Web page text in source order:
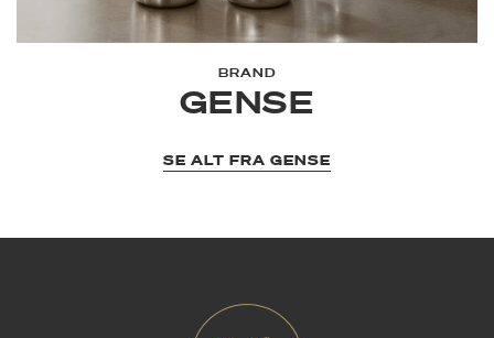
BRAND
GENSE
SE ALT FRA GENSE